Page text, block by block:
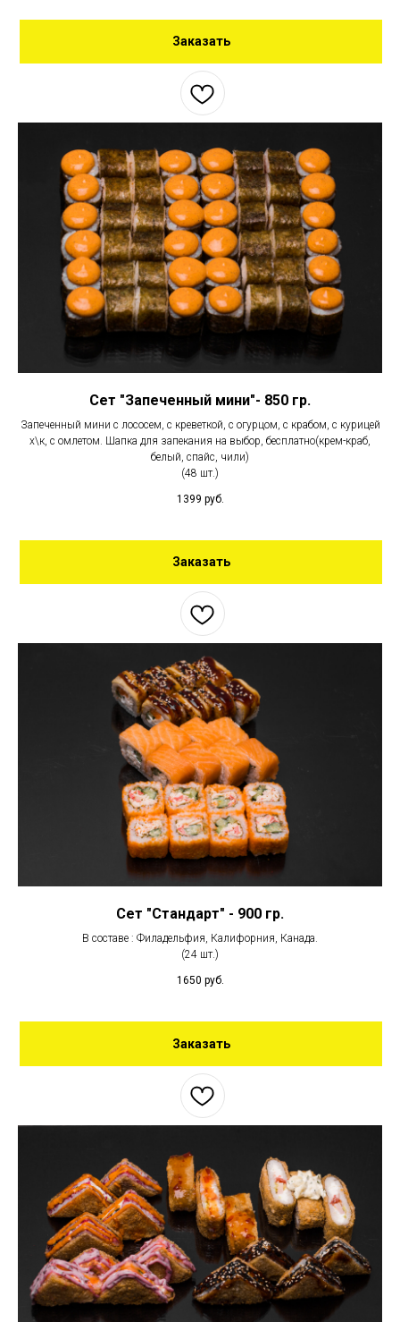
Заказать
Сет "Запеченный мини"- 850 гр.
Запеченный мини с лососем, с креветкой, с огурцом, с крабом, с курицей
х\к, с омлетом. Шапка для запекания на выбор, бесплатно(крем-краб,
белый, спайс, чили)
(48 шт.)
1399 руб.
Заказать
Сет "Стандарт" - 900 гр.
В составе : Филадельфия, Калифорния, Канада.
(24 шт.)
1650 руб.
Заказать